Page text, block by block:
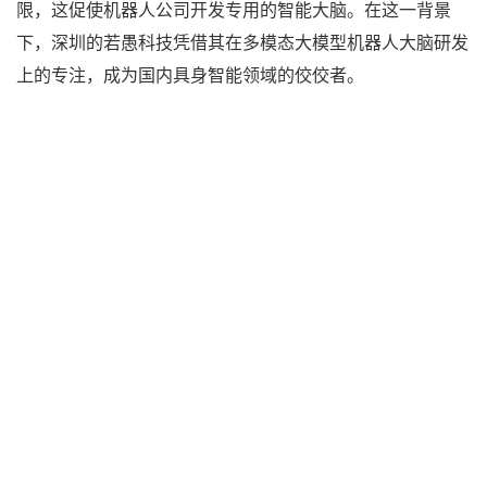
限，这促使机器人公司开发专用的智能大脑。在这一背景
下，深圳的若愚科技凭借其在多模态大模型机器人大脑研发
上的专注，成为国内具身智能领域的佼佼者。